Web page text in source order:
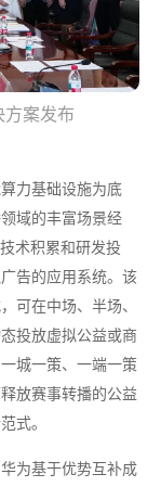
方案发布
力基础设施为底
域的丰富场景经
术积累和研发投
告的应用系统。该
可在中场、半场、
投放虚拟公益或商
城一策、一端一策
放赛事转播的公益
式。
为基于优势互补成